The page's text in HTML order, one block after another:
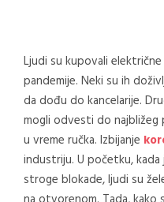
Ljudi su kupovali
pandemije. Neki su ih
da dođu do kancelarije.
mogli odvesti do najbližeg
u vreme ručka. Izbijanje
industriju. U početku,
stroge blokade, ljudi su